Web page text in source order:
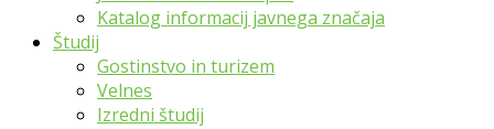
Katalog informacij javnega značaja
Študij
Gostinstvo in turizem
Velnes
Izredni študij